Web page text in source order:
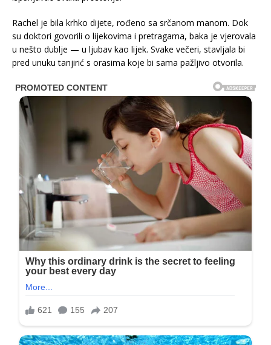
Rachel je bila krhko dijete, rođeno sa srčanom manom. Dok
su doktori govorili o lijekovima i pretragama, baka je vjerovala
u nešto dublje — u ljubav kao lijek. Svake večeri, stavljala bi
pred unuku tanjirić s orasima koje bi sama pažljivo otvorila.